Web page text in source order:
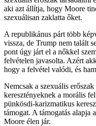
aki azt állítja, hogy Moore
szexuálisan zaklatta őket.
A republikánus párt több
vissza, de Trump nem talált
pont úgy járt el a nőkkel
felvételen javasolta. Azért
hogy a felvétel valódi, és
Nemcsak a szexuális
keresztényeknek a morális
pünkösdi-karizmatikus
támogat. A támogatás alapja
Moore élen jár.